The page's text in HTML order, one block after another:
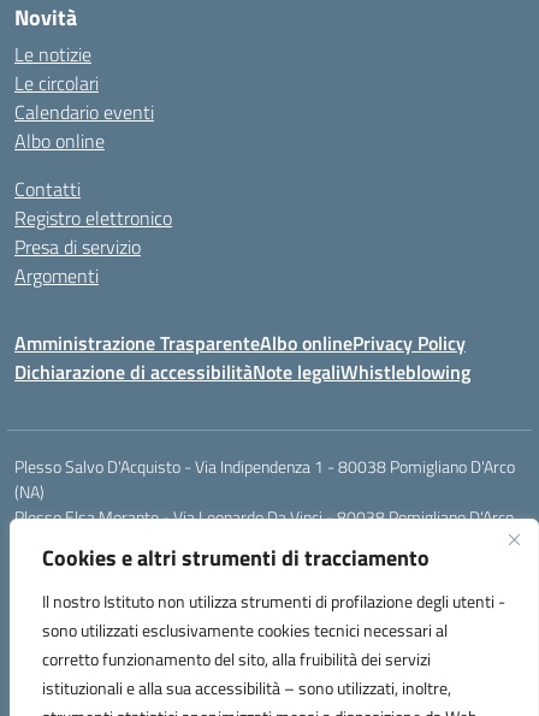
Cookies e altri strumenti di tracciamento
Il nostro Istituto non utilizza strumenti di profilazione degli utenti -
sono utilizzati esclusivamente cookies tecnici necessari al
corretto funzionamento del sito, alla fruibilità dei servizi
istituzionali e alla sua accessibilità – sono utilizzati, inoltre,
Novità
Le notizie
Le circolari
Calendario eventi
Albo online
Contatti
Registro elettronico
Presa di servizio
Argomenti
Amministrazione TrasparenteAlbo onlinePrivacy Policy
Dichiarazione di accessibilitàNote legaliWhistleblowing
Plesso Salvo D'Acquisto - Via Indipendenza 1 - 80038 Pomigliano D'Arco
(NA)
Plesso Elsa Morante - Via Leonardo Da Vinci - 80038 Pomigliano D'Arco
Plesso Leone - Via Pascoli - 80038 Pomigliano D'Arco (NA)
Tel.:0813177304 - Mail: naic8g1003@istruzione.it - Pec:
Codice Univoco ufficio: UIECQ7
codice Meccanografico: NAIC8G1003
Codice Fiscale: 93076670632